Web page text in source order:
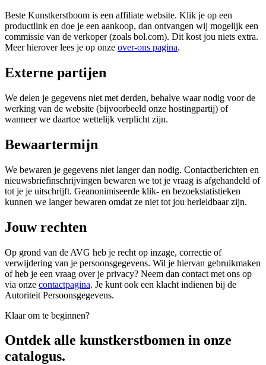
Beste Kunstkerstboom is een affiliate website. Klik je op een
productlink en doe je een aankoop, dan ontvangen wij mogelijk een
commissie van de verkoper (zoals bol.com). Dit kost jou niets extra.
Meer hierover lees je op onze over-ons pagina.
Externe partijen
We delen je gegevens niet met derden, behalve waar nodig voor de
werking van de website (bijvoorbeeld onze hostingpartij) of
wanneer we daartoe wettelijk verplicht zijn.
Bewaartermijn
We bewaren je gegevens niet langer dan nodig. Contactberichten en
nieuwsbriefinschrijvingen bewaren we tot je vraag is afgehandeld of
tot je je uitschrijft. Geanonimiseerde klik- en bezoekstatistieken
kunnen we langer bewaren omdat ze niet tot jou herleidbaar zijn.
Jouw rechten
Op grond van de AVG heb je recht op inzage, correctie of
verwijdering van je persoonsgegevens. Wil je hiervan gebruikmaken
of heb je een vraag over je privacy? Neem dan contact met ons op
via onze contactpagina. Je kunt ook een klacht indienen bij de
Autoriteit Persoonsgegevens.
Klaar om te beginnen?
Ontdek alle kunstkerstbomen in onze
catalogus.